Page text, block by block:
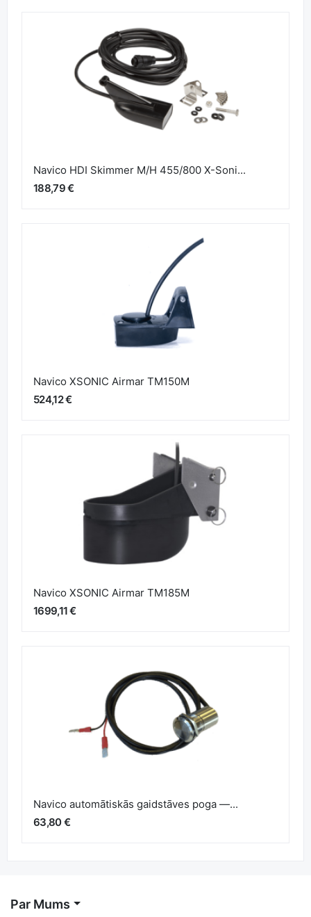
Navico HDI Skimmer M/H 455/800 X-Soni...
188,79 €
Navico XSONIC Airmar TM150M
524,12 €
Navico XSONIC Airmar TM185M
1699,11 €
Navico automātiskās gaidstāves poga —...
63,80 €
Par Mums